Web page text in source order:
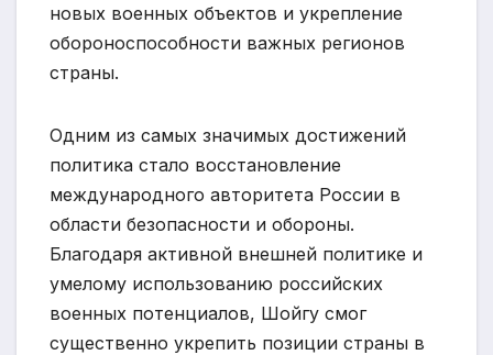
новых военных объектов и укрепление
обороноспособности важных регионов
страны.
Одним из самых значимых достижений
политика стало восстановление
международного авторитета России в
области безопасности и обороны.
Благодаря активной внешней политике и
умелому использованию российских
военных потенциалов, Шойгу смог
существенно укрепить позиции страны в